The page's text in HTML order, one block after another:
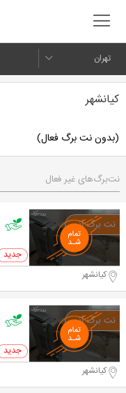
تهران
کیانشهر
(بدون نت برگ فعال)
نت‌برگ‌های غیر فعال
0 خرید
کیانشهر
0 خرید
کیانشهر